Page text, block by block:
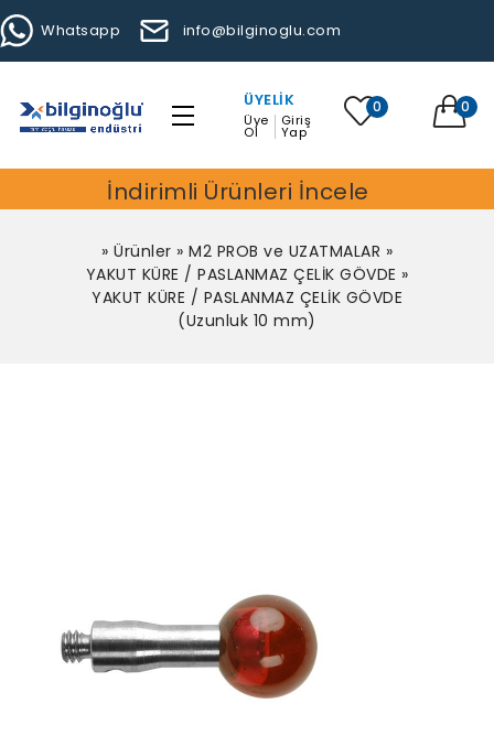
Whatsapp info@bilginoglu.com
ÜYELIK
Üye
Ol
Giriş
Yap
0 0
İndirimli Ürünleri İncele
» Ürünler » M2 PROB ve UZATMALAR »
YAKUT KÜRE / PASLANMAZ ÇELİK GÖVDE »
YAKUT KÜRE / PASLANMAZ ÇELİK GÖVDE
(Uzunluk 10 mm)